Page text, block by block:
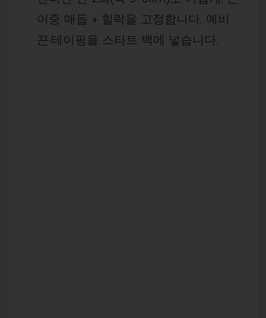
이중 매듭 + 힐락을 고정합니다. 예비
끈·테이핑을 스타트 백에 넣습니다.